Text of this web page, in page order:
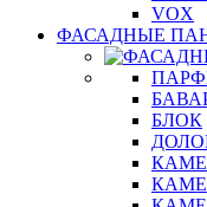
VOX
ФАСАДНЫЕ
БЛОК